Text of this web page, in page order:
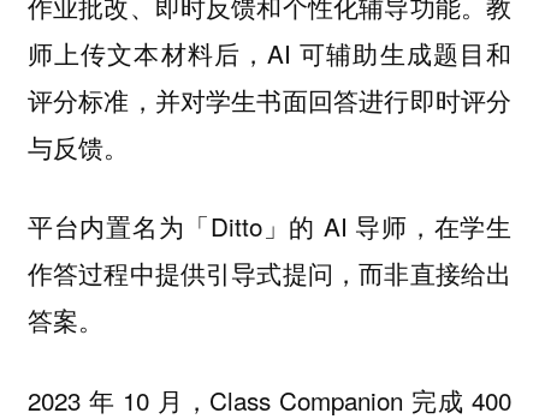
师上传文本材料后，AI 可辅助生成题目和
评分标准，并对学生书面回答进行即时评分
与反馈。
平台内置名为「Ditto」的 AI 导师，在学生
作答过程中提供引导式提问，而非直接给出
答案。
2023 年 10 月，Class Companion 完成 400